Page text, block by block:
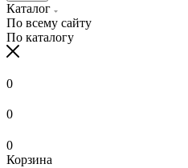
Каталог
По всему сайту
По каталогу
0
0
0
Корзина